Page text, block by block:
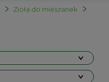
Zioła do mieszanek